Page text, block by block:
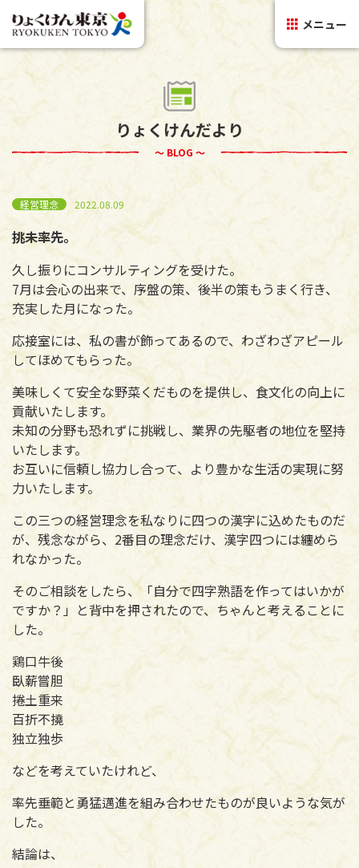
メニュー
りょくけんだより
～ BLOG ～
経営理念 2022.08.09
挑未率先。
久し振りにコンサルティングを受けた。
7月は会心の出来で、序盤の策、後半の策もうまく行き、
充実した月になった。
応接室には、私の書が飾ってあるので、わざわざアピール
してほめてもらった。
美味しくて安全な野菜くだものを提供し、食文化の向上に
貢献いたします。
未知の分野も恐れずに挑戦し、業界の先駆者の地位を堅持
いたします。
お互いに信頼し協力し合って、より豊かな生活の実現に努
力いたします。
この三つの経営理念を私なりに四つの漢字に込めたものだ
が、残念ながら、2番目の理念だけ、漢字四つには纏めら
れなかった。
そのご相談をしたら、「自分で四字熟語を作ってはいかが
ですか？」と背中を押されたので、ちゃんと考えることに
した。
鶏口牛後
臥薪嘗胆
捲土重来
百折不撓
独立独歩
などを考えていたけれど、
率先垂範と勇猛邁進を組み合わせたものが良いような気が
した。
結論は、